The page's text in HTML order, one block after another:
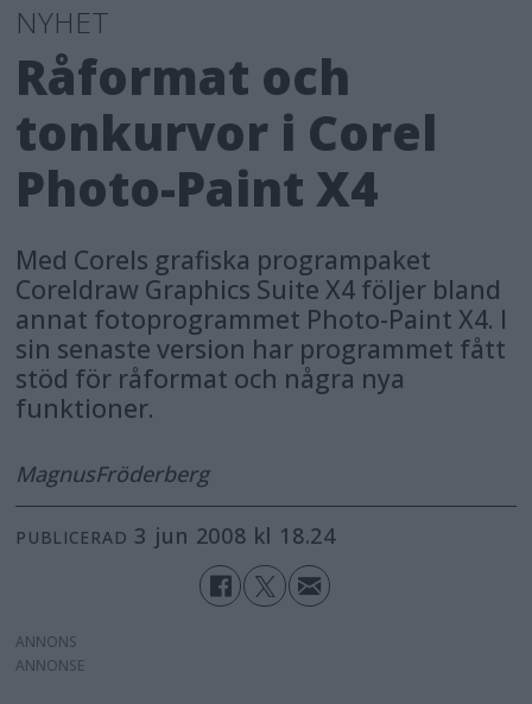
NYHET
Råformat och
tonkurvor i Corel
Photo-Paint X4
Med Corels grafiska programpaket
Coreldraw Graphics Suite X4 följer bland
annat fotoprogrammet Photo-Paint X4. I
sin senaste version har programmet fått
stöd för råformat och några nya
funktioner.
MagnusFröderberg
PUBLICERAD 3 jun 2008 kl 18.24
ANNONS